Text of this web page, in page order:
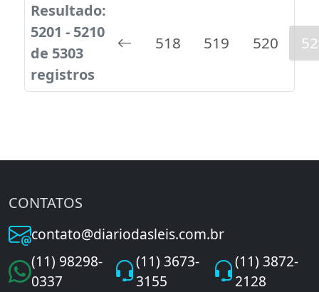
Resultado:
5201 - 5210
de 5303
registros
518 519 520
CONTATOS
contato@diariodasleis.com.br
(11) 98298-
0337
(11) 3673-
3155
(11) 3872-
2128